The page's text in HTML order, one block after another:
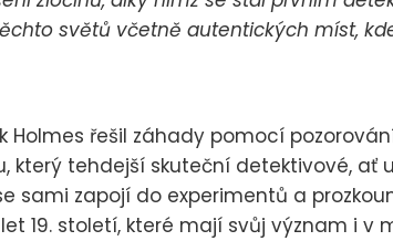
světů včetně autentických míst,
Holmes řešil záhady pomocí
který tehdejší skuteční detektivové, ať
sami zapojí do experimentů a
19. století, které mají svůj význam i v